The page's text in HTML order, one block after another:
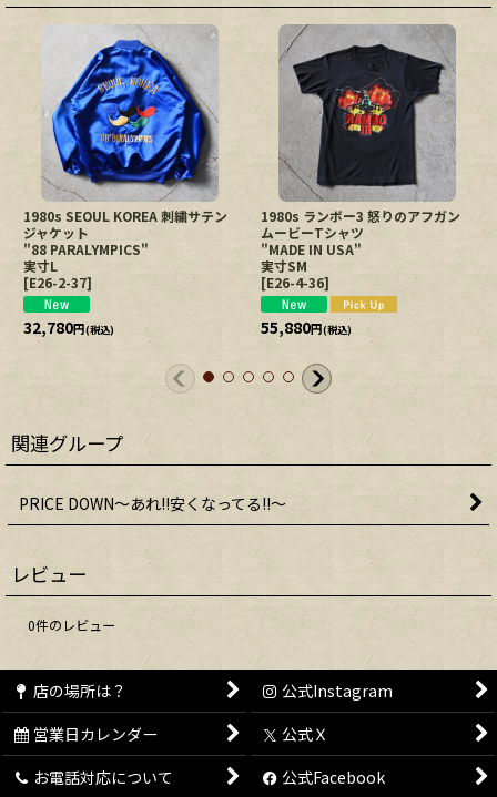
1980s SEOUL KOREA 刺繍サテン
ジャケット
"88 PARALYMPICS"
実寸L
[E26-2-37]
32,780円(税込)
1980s ランボー3 怒りのアフガン
ムービーTシャツ
"MADE IN USA"
実寸SM
[E26-4-36]
55,880円(税込)
関連グループ
PRICE DOWN〜あれ!!安くなってる!!〜
レビュー
0件のレビュー
店の場所は？
公式Instagram
営業日カレンダー
公式Ｘ
お電話対応について
公式Facebook